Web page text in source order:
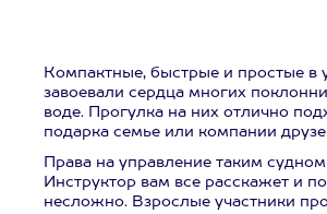
Компактные, быстрые и простые в
завоевали сердца многих
воде. Прогулка на них отлично
подарка семье или компании
Права на управление таким
Инструктор вам все расскажет и
несложно. Взрослые участники